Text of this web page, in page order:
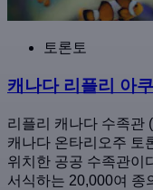
토론토
캐나다 리플리 아
리플리 캐나다 수족관
캐나다 온타리오주 토
위치한 공공 수족관이
서식하는 20,000여 종